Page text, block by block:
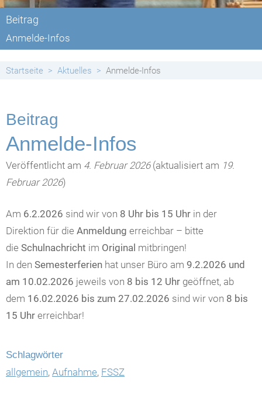
Beitrag
Anmelde-Infos
Startseite Aktuelles Anmelde-Infos
Beitrag
Anmelde-Infos
Veröffentlicht am 4. Februar 2026(aktualisiert am 19.
Februar 2026)
Am 6.2.2026 sind wir von 8 Uhr bis 15 Uhr in der
Direktion für die Anmeldung erreichbar – bitte
die Schulnachricht im Original mitbringen!
In den Semesterferien hat unser Büro am 9.2.2026 und
am 10.02.2026 jeweils von 8 bis 12 Uhr geöffnet, ab
dem 16.02.2026 bis zum 27.02.2026 sind wir von 8 bis
15 Uhr erreichbar!
Schlagwörter
allgemein, Aufnahme, FSSZ